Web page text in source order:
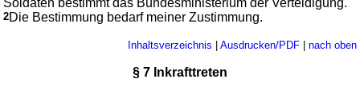
2Die Bestimmung bedarf meiner Zustimmung.
Inhaltsverzeichnis | Ausdrucken/PDF| nach oben
§ 7 Inkrafttreten